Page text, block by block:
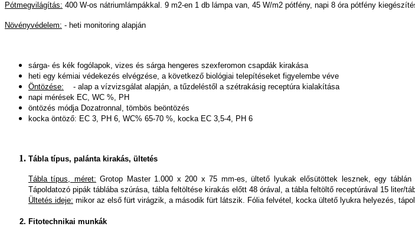
Pótmegvilágítás: 400 W-os nátriumlámpákkal. 9 m2-en 1 db lámpa van, 45 W/m2 pótfény, napi 8 óra pótfény
Növényvédelem: - heti monitoring alapján
sárga- és kék fogólapok, vizes és sárga hengeres szexferomon csapdák kirakása
heti egy kémiai védekezés elvégzése, a következő biológiai telepítéseket figyelembe véve
Öntözése:
- alap a vízvizsgálat alapján, a tűzdeléstől a szétrakásig receptúra kialakítása
napi mérések EC, WC %, PH
öntözés módja Dozatronnal, tömbös beöntözés
kocka öntöző: EC 3, PH 6, WC% 65-70 %, kocka EC 3,5-4, PH 6
Tábla típus, palánta kirakás, ültetés
Tábla típus, méret: Grotop Master 1.000 x 200 x 75 mm-es, ültető lyukak elősütöttek lesznek, egy
Tápoldatozó pipák táblába szúrása, tábla feltöltése kirakás előtt 48 órával, a tábla feltöltő receptúrával 15 liter/
Ültetés ideje: mikor az első fürt virágzik, a második fürt látszik. Fólia felvétel, kocka ültető lyukra helyezés,
Fitotechnikai munkák